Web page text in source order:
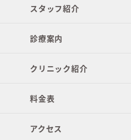
スタッフ紹介
診療案内
クリニック紹介
料金表
アクセス